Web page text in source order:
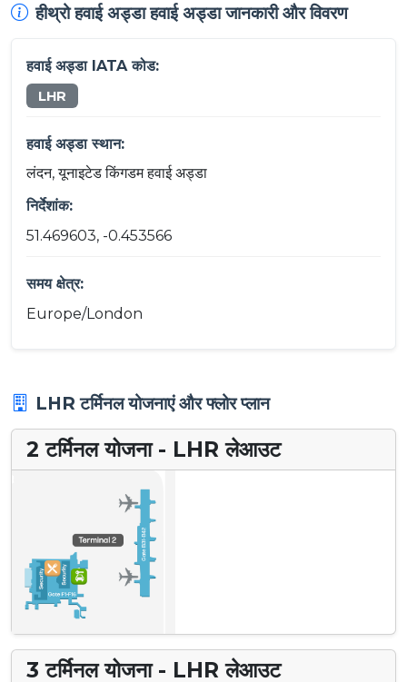
हीथ्रो हवाई अड्डा हवाई अड्डा जानकारी और विवरण
हवाई अड्डा IATA कोड:
LHR
हवाई अड्डा स्थान:
लंदन, यूनाइटेड किंगडम हवाई अड्डा
निर्देशांक:
51.469603, -0.453566
समय क्षेत्र:
Europe/London
LHR टर्मिनल योजनाएं और फ्लोर प्लान
2 टर्मिनल योजना - LHR लेआउट
3 टर्मिनल योजना - LHR लेआउट